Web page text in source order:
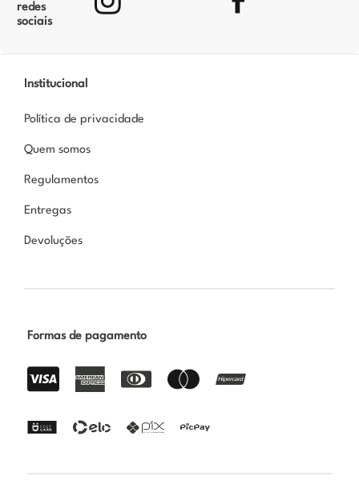
redes
sociais
Institucional
Política de privacidade
Quem somos
Regulamentos
Entregas
Devoluções
Formas de pagamento